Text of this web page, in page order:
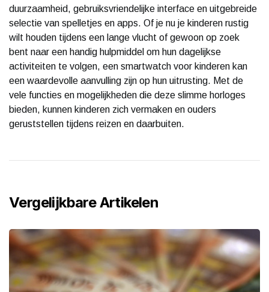
duurzaamheid, gebruiksvriendelijke interface en uitgebreide
selectie van spelletjes en apps. Of je nu je kinderen rustig
wilt houden tijdens een lange vlucht of gewoon op zoek
bent naar een handig hulpmiddel om hun dagelijkse
activiteiten te volgen, een smartwatch voor kinderen kan
een waardevolle aanvulling zijn op hun uitrusting. Met de
vele functies en mogelijkheden die deze slimme horloges
bieden, kunnen kinderen zich vermaken en ouders
geruststellen tijdens reizen en daarbuiten.
Vergelijkbare Artikelen